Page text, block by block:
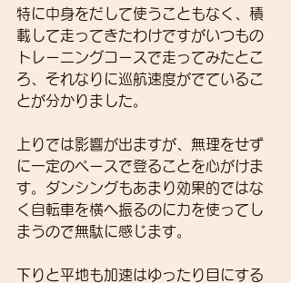
特に中身をだして使うこともなく、積
載して走ってきたわけですがいつもの
トレーニングコースで走ってみたとこ
ろ、それなりに巡航速度がでているこ
とが分かりました。
上りでは影響が出ますが、無理をせず
に一定のペースで登ることを心がけま
す。ダンシングもあまり効果的ではな
く自転車を横へ振るのに力を使ってし
まうので無駄に感じます。
下りと平地も加速はゆったり目にする